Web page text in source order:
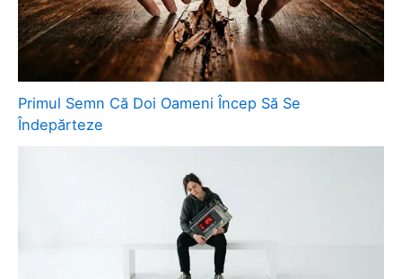
Primul Semn Că Doi Oameni Încep Să Se
Îndepărteze